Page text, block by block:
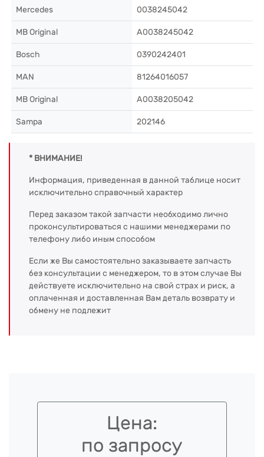
Mercedes 0038245042
MB Original A0038245042
Bosch 0390242401
MAN 81264016057
MB Original A0038205042
Sampa 202146
* ВНИМАНИЕ!
Информация, приведенная в данной таблице носит
исключительно справочный характер
Перед заказом такой запчасти необходимо лично
проконсультироваться с нашими менеджерами по
телефону либо иным способом
Если же Вы самостоятельно заказываете запчасть
без консультации с менеджером, то в этом случае Вы
действуете исключительно на свой страх и риск, а
оплаченная и доставленная Вам деталь возврату и
обмену не подлежит
Цена:
по запросу